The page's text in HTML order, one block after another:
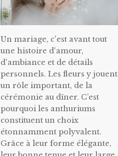
Un mariage, c'est avant tout
une histoire d'amour,
d'ambiance et de détails
personnels. Les fleurs y jouent
un rôle important, de la
cérémonie au dîner. C’est
pourquoi les anthuriums
constituent un choix
étonnamment polyvalent.
Grâce à leur forme élégante,